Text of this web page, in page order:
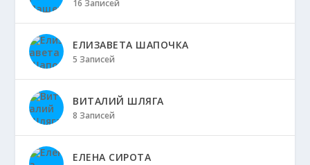
16 Записей
ЕЛИЗАВЕТА ШАПОЧКА
5 Записей
ВИТАЛИЙ ШЛЯГА
8 Записей
ЕЛЕНА СИРОТА